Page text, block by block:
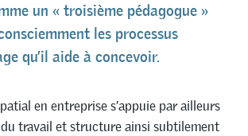
un « troisième pédagogue »
les processus
qu’il aide à concevoir.
en entreprise s’appuie par ailleurs
travail et structure ainsi subtilement